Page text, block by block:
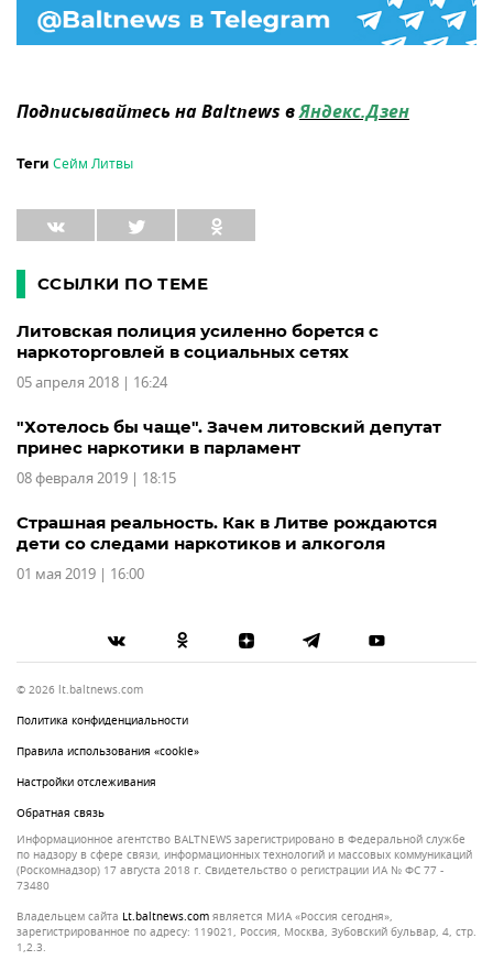
Подписывайтесь на Baltnews вЯндекс.Дзен
Теги Сейм Литвы
ССЫЛКИ ПО ТЕМЕ
Литовская полиция усиленно борется с
наркоторговлей в социальных сетях
05 апреля 2018 | 16:24
"Хотелось бы чаще". Зачем литовский депутат
принес наркотики в парламент
08 февраля 2019 | 18:15
Страшная реальность. Как в Литве рождаются
дети со следами наркотиков и алкоголя
01 мая 2019 | 16:00
© 2026 lt.baltnews.com
Политика конфиденциальности
Правила использования «cookie»
Настройки отслеживания
Обратная связь
Информационное агентство BALTNEWS зарегистрировано в Федеральной службе
по надзору в сфере связи, информационных технологий и массовых коммуникаций
(Роскомнадзор) 17 августа 2018 г. Свидетельство о регистрации ИА № ФС 77 -
73480
Владельцем сайта lt.baltnews.com является МИА «Россия сегодня»,
зарегистрированное по адресу: 119021, Россия, Москва, Зубовский бульвар, 4, стр.
1,2.3.